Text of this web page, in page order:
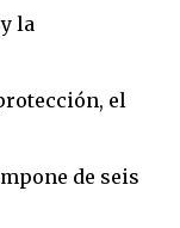
la
el
de seis